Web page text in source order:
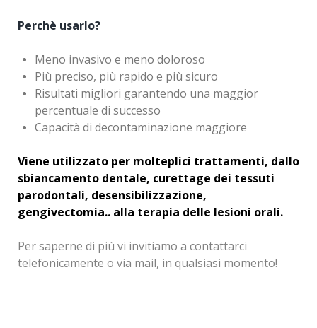
Perchè usarlo?
Meno invasivo e meno doloroso
Più preciso, più rapido e più sicuro
Risultati migliori garantendo una maggior
percentuale di successo
Capacità di decontaminazione maggiore
Viene utilizzato per molteplici trattamenti, dallo
sbiancamento dentale, curettage dei tessuti
parodontali, desensibilizzazione,
gengivectomia.. alla terapia delle lesioni orali.
Per saperne di più vi invitiamo a contattarci
telefonicamente o via mail, in qualsiasi momento!